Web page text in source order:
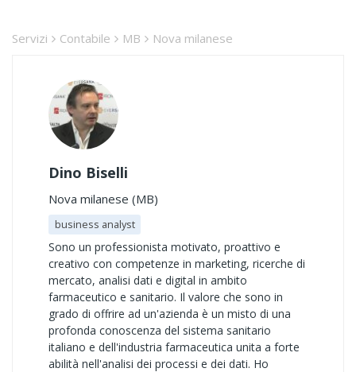
Servizi Contabile MB Nova milanese
Dino Biselli
Nova milanese (MB)
business analyst
Sono un professionista motivato, proattivo e
creativo con competenze in marketing, ricerche di
mercato, analisi dati e digital in ambito
farmaceutico e sanitario. Il valore che sono in
grado di offrire ad un'azienda è un misto di una
profonda conoscenza del sistema sanitario
italiano e dell'industria farmaceutica unita a forte
abilità nell'analisi dei processi e dei dati. Ho